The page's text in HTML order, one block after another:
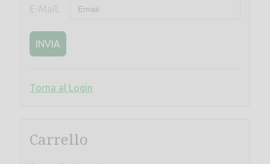
E-Mail:
INVIA
Torna al Login
Carrello